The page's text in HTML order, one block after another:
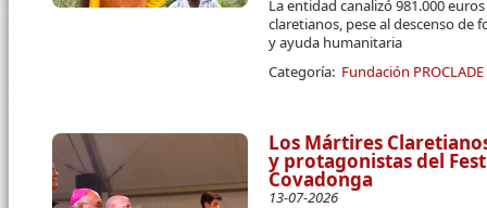
La entidad canalizó 981.000
claretianos, pese al descenso
y ayuda humanitaria
Categoría: Fundación PROCLADE
Los Mártires
y protagonistas del
Covadonga
13-07-2026